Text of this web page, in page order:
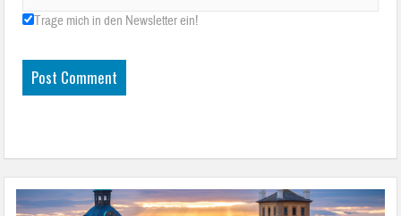
Trage mich in den Newsletter ein!